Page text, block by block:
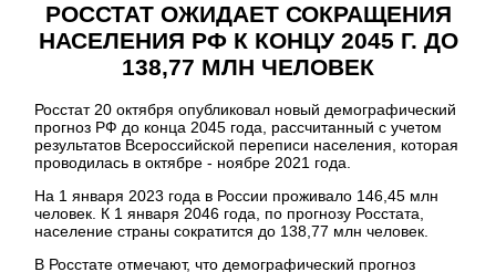
РОССТАТ ОЖИДАЕТ СОКРАЩЕНИЯ
НАСЕЛЕНИЯ РФ К КОНЦУ 2045 Г. ДО
138,77 МЛН ЧЕЛОВЕК
Росстат 20 октября опубликовал новый демографический
прогноз РФ до конца 2045 года, рассчитанный с учетом
результатов Всероссийской переписи населения, которая
проводилась в октябре - ноябре 2021 года.
На 1 января 2023 года в России проживало 146,45 млн
человек. К 1 января 2046 года, по прогнозу Росстата,
население страны сократится до 138,77 млн человек.
В Росстате отмечают, что демографический прогноз